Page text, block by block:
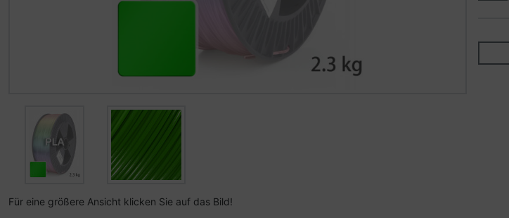
Für eine größere Ansicht klicken Sie auf das Bild!